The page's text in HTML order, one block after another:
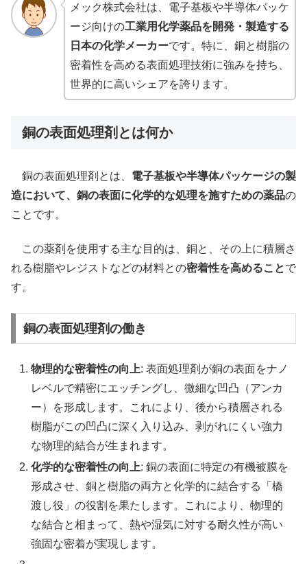
メック株式会社は、電子基板や半導体パッケ
ージ向けの工業用化学薬品を開発・製造する
日本の化学メーカーです。特に、銅と樹脂の
密着性を高める表面処理技術に強みを持ち、
世界的に高いシェアを誇ります。
銅の表面処理剤とは何か
銅の表面処理剤とは、 電子基板や半導体パッケージの製
造において、銅の表面に化学的な処理を施すための薬品の
ことです。
この薬剤を使用する主な目的は、銅と、その上に積層さ
れる樹脂やレジストなどの材料との密着性を高めることで
す。
銅の表面処理剤の働き
物理的な密着性の向上: 表面処理剤が銅の表面をナノ
レベルで精密にエッチングし、微細な凹凸（アンカ
ー）を形成します。これにより、後から積層される
樹脂がこの凹凸に深く入り込み、剥がれにくい強力
な物理的結合が生まれます。
化学的な密着性の向上: 銅の表面に特定の有機被膜を
形成させ、銅と樹脂の両方と化学的に結合する「橋
渡し役」の役割を果たします。これにより、物理的
な結合と相まって、熱や湿気に対する耐久性が高い
強固な密着が実現します。